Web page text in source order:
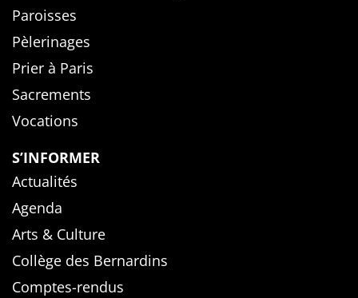
Paroisses
Pèlerinages
Prier à Paris
Sacrements
Vocations
S’INFORMER
Actualités
Agenda
Arts & Culture
Collège des Bernardins
Comptes-rendus